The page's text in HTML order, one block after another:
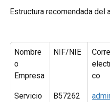
Estructura recomendada del
Nombre
o
Empresa
NIF/NIE
co
Servicio B57262